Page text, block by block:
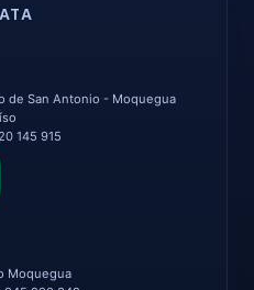
de San Antonio - Moquegua
145 915
Moquegua